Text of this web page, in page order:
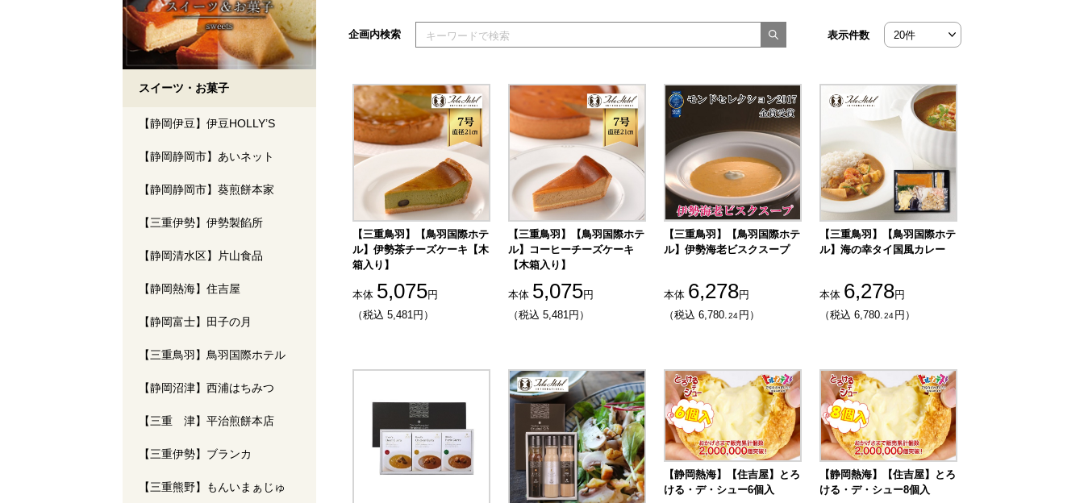
スイーツ・お菓子
【静岡伊豆】伊豆HOLLY’S
【静岡静岡市】あいネット
【静岡静岡市】葵煎餅本家
【三重伊勢】伊勢製餡所
【静岡清水区】片山食品
【静岡熱海】住吉屋
【静岡富士】田子の月
【三重鳥羽】鳥羽国際ホテル
【静岡沼津】西浦はちみつ
【三重 津】平治煎餅本店
【三重伊勢】ブランカ
【三重熊野】もんいまぁじゅ
検索キーワードを入力してください
企画内検索 表示件数
【三重鳥羽】【鳥羽国際ホテ
ル】伊勢茶チーズケーキ【木
箱入り】
本体 5,075円
（税込 5,481円）
【三重鳥羽】【鳥羽国際ホテ
ル】コーヒーチーズケーキ
【木箱入り】
本体 5,075円
（税込 5,481円）
【三重鳥羽】【鳥羽国際ホテ
ル】伊勢海老ビスクスープ
本体 6,278円
（税込 6,780. 24 円）
【三重鳥羽】【鳥羽国際ホテ
ル】海の幸タイ国風カレー
本体 6,278円
（税込 6,780. 24 円）
【静岡熱海】【住吉屋】とろ
ける・デ・シュー6個入
【静岡熱海】【住吉屋】とろ
ける・デ・シュー8個入